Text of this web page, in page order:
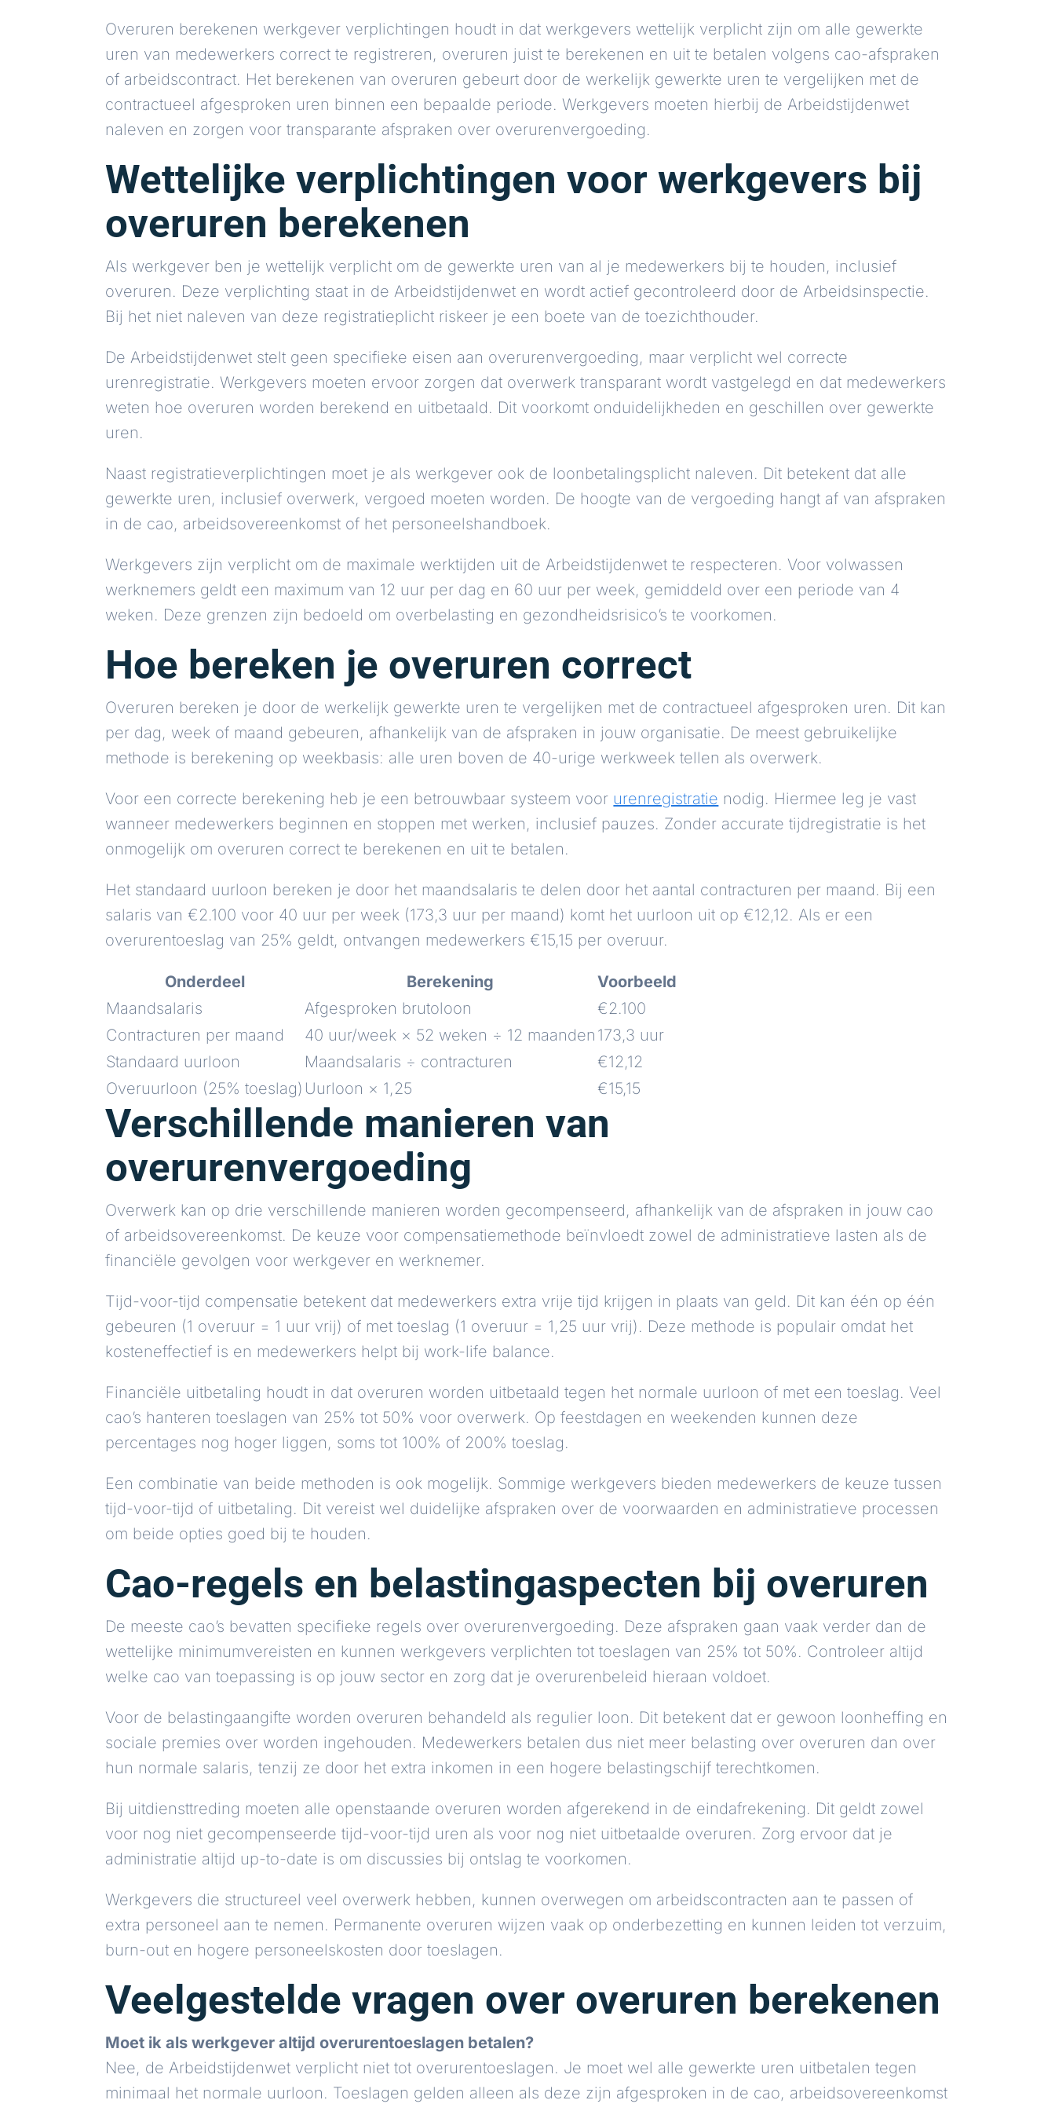
Overuren berekenen werkgever verplichtingen houdt in dat werkgevers wettelijk verplicht zijn om alle gewerkte
uren van medewerkers correct te registreren, overuren juist te berekenen en uit te betalen volgens cao-afspraken
of arbeidscontract. Het berekenen van overuren gebeurt door de werkelijk gewerkte uren te vergelijken met de
contractueel afgesproken uren binnen een bepaalde periode. Werkgevers moeten hierbij de Arbeidstijdenwet
naleven en zorgen voor transparante afspraken over overurenvergoeding.
Wettelijke verplichtingen voor werkgevers bij
overuren berekenen
Als werkgever ben je wettelijk verplicht om de gewerkte uren van al je medewerkers bij te houden, inclusief
overuren. Deze verplichting staat in de Arbeidstijdenwet en wordt actief gecontroleerd door de Arbeidsinspectie.
Bij het niet naleven van deze registratieplicht riskeer je een boete van de toezichthouder.
De Arbeidstijdenwet stelt geen specifieke eisen aan overurenvergoeding, maar verplicht wel correcte
urenregistratie. Werkgevers moeten ervoor zorgen dat overwerk transparant wordt vastgelegd en dat medewerkers
weten hoe overuren worden berekend en uitbetaald. Dit voorkomt onduidelijkheden en geschillen over gewerkte
uren.
Naast registratieverplichtingen moet je als werkgever ook de loonbetalingsplicht naleven. Dit betekent dat alle
gewerkte uren, inclusief overwerk, vergoed moeten worden. De hoogte van de vergoeding hangt af van afspraken
in de cao, arbeidsovereenkomst of het personeelshandboek.
Werkgevers zijn verplicht om de maximale werktijden uit de Arbeidstijdenwet te respecteren. Voor volwassen
werknemers geldt een maximum van 12 uur per dag en 60 uur per week, gemiddeld over een periode van 4
weken. Deze grenzen zijn bedoeld om overbelasting en gezondheidsrisico’s te voorkomen.
Hoe bereken je overuren correct
Overuren bereken je door de werkelijk gewerkte uren te vergelijken met de contractueel afgesproken uren. Dit kan
per dag, week of maand gebeuren, afhankelijk van de afspraken in jouw organisatie. De meest gebruikelijke
methode is berekening op weekbasis: alle uren boven de 40-urige werkweek tellen als overwerk.
Voor een correcte berekening heb je een betrouwbaar systeem voor urenregistratie nodig. Hiermee leg je vast
wanneer medewerkers beginnen en stoppen met werken, inclusief pauzes. Zonder accurate tijdregistratie is het
onmogelijk om overuren correct te berekenen en uit te betalen.
Het standaard uurloon bereken je door het maandsalaris te delen door het aantal contracturen per maand. Bij een
salaris van €2.100 voor 40 uur per week (173,3 uur per maand) komt het uurloon uit op €12,12. Als er een
overurentoeslag van 25% geldt, ontvangen medewerkers €15,15 per overuur.
Onderdeel Berekening
Voorbeeld
Maandsalaris
Afgesproken brutoloon
€2.100
Contracturen per maand
40 uur/week × 52 weken ÷ 12 maanden 173,3 uur
Standaard uurloon
Maandsalaris ÷ contracturen
€12,12
Overuurloon (25% toeslag) Uurloon × 1,25 €15,15
Verschillende manieren van
overurenvergoeding
Overwerk kan op drie verschillende manieren worden gecompenseerd, afhankelijk van de afspraken in jouw cao
of arbeidsovereenkomst. De keuze voor compensatiemethode beïnvloedt zowel de administratieve lasten als de
financiële gevolgen voor werkgever en werknemer.
Tijd-voor-tijd compensatie betekent dat medewerkers extra vrije tijd krijgen in plaats van geld. Dit kan één op één
gebeuren (1 overuur = 1 uur vrij) of met toeslag (1 overuur = 1,25 uur vrij). Deze methode is populair omdat het
kosteneffectief is en medewerkers helpt bij work-life balance.
Financiële uitbetaling houdt in dat overuren worden uitbetaald tegen het normale uurloon of met een toeslag. Veel
cao’s hanteren toeslagen van 25% tot 50% voor overwerk. Op feestdagen en weekenden kunnen deze
percentages nog hoger liggen, soms tot 100% of 200% toeslag.
Een combinatie van beide methoden is ook mogelijk. Sommige werkgevers bieden medewerkers de keuze tussen
tijd-voor-tijd of uitbetaling. Dit vereist wel duidelijke afspraken over de voorwaarden en administratieve processen
om beide opties goed bij te houden.
Cao-regels en belastingaspecten bij overuren
De meeste cao’s bevatten specifieke regels over overurenvergoeding. Deze afspraken gaan vaak verder dan de
wettelijke minimumvereisten en kunnen werkgevers verplichten tot toeslagen van 25% tot 50%. Controleer altijd
welke cao van toepassing is op jouw sector en zorg dat je overurenbeleid hieraan voldoet.
Voor de belastingaangifte worden overuren behandeld als regulier loon. Dit betekent dat er gewoon loonheffing en
sociale premies over worden ingehouden. Medewerkers betalen dus niet meer belasting over overuren dan over
hun normale salaris, tenzij ze door het extra inkomen in een hogere belastingschijf terechtkomen.
Bij uitdiensttreding moeten alle openstaande overuren worden afgerekend in de eindafrekening. Dit geldt zowel
voor nog niet gecompenseerde tijd-voor-tijd uren als voor nog niet uitbetaalde overuren. Zorg ervoor dat je
administratie altijd up-to-date is om discussies bij ontslag te voorkomen.
Werkgevers die structureel veel overwerk hebben, kunnen overwegen om arbeidscontracten aan te passen of
extra personeel aan te nemen. Permanente overuren wijzen vaak op onderbezetting en kunnen leiden tot verzuim,
burn-out en hogere personeelskosten door toeslagen.
Veelgestelde vragen over overuren berekenen
Moet ik als werkgever altijd overurentoeslagen betalen?
Nee, de Arbeidstijdenwet verplicht niet tot overurentoeslagen. Je moet wel alle gewerkte uren uitbetalen tegen
minimaal het normale uurloon. Toeslagen gelden alleen als deze zijn afgesproken in de cao, arbeidsovereenkomst